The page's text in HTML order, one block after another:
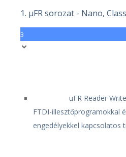
1. μFR sorozat - Nano,
3
uFR Reader
FTDI-illesztőprogramokkal
engedélyekkel kapcsolatos